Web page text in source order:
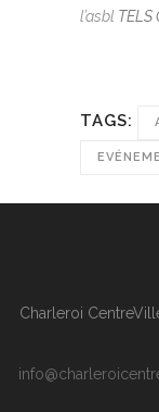
l’asbl TELS
TAGS:
Charleroi